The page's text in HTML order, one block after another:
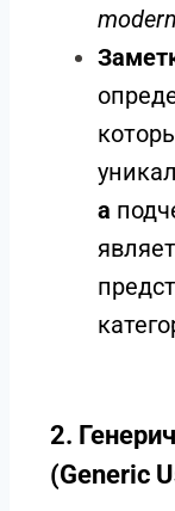
a
2.
(Generic